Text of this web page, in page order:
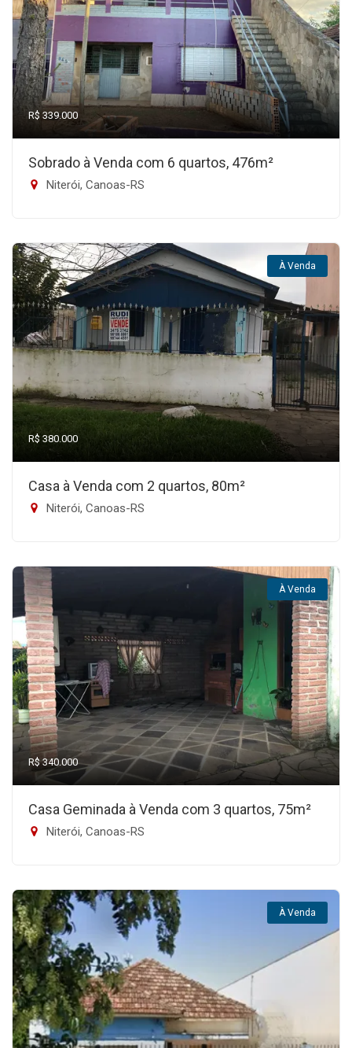
R$ 339.000
Sobrado à Venda com 6 quartos, 476m²
Niterói, Canoas-RS
À Venda
R$ 380.000
Casa à Venda com 2 quartos, 80m²
Niterói, Canoas-RS
À Venda
R$ 340.000
Casa Geminada à Venda com 3 quartos, 75m²
Niterói, Canoas-RS
À Venda